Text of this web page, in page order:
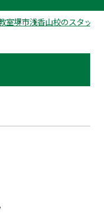
室堺市浅香山校のスタッフ